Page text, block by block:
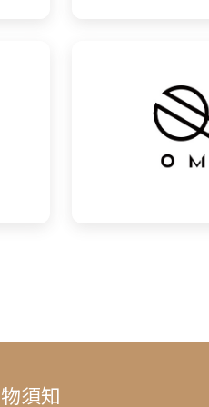
須知